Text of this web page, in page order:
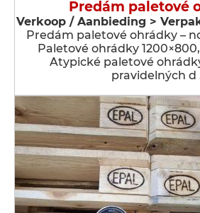
Predám paletové
Verkoop / Aanbieding >
Predám paletové ohrádky –
Paletové ohrádky
Atypické paletové
pravidelných d